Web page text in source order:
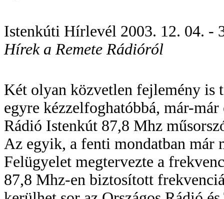
Istenkúti Hírlevél 2003. 12. 04. -
Hírek a Remete Rádióról
Két olyan közvetlen fejlemény is
egyre kézzelfoghatóbbá, már-
Rádió Istenkút 87,8 Mhz
Az egyik, a fenti mondatban már
Felügyelet megtervezte a
87,8 Mhz-en biztosított